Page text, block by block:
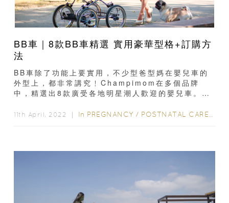
BB車｜8款BB車精選 實用豪華型格+訂購方
法
BB車除了功能上要實用，不少型爸型媽在嬰兒車的
外型上，都非常講究﹗Champimom在多個品牌
中，精選出8款廣受各地明星潮人歡迎的嬰兒車。BB
11th April, 2022 ｜ In PREGNANCY / POSTNATAL CARE